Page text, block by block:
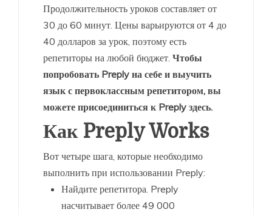
Продолжительность уроков составляет от
30 до 60 минут. Цены варьируются от 4 до
40 долларов за урок, поэтому есть
репетиторы на любой бюджет. Чтобы
попробовать Preply на себе и выучить
язык с первоклассным репетитором, вы
можете присоединиться к Preply здесь.
Как Preply Works
Вот четыре шага, которые необходимо
выполнить при использовании Preply:
Найдите репетитора. Preply
насчитывает более 49 000